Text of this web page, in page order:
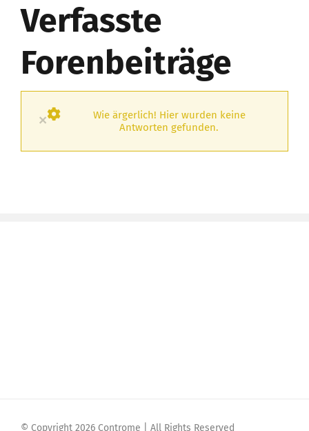
Verfasste
Forenbeiträge
×
Wie ärgerlich! Hier wurden keine
Antworten gefunden.
© Copyright 2026 Controme | All Rights Reserved